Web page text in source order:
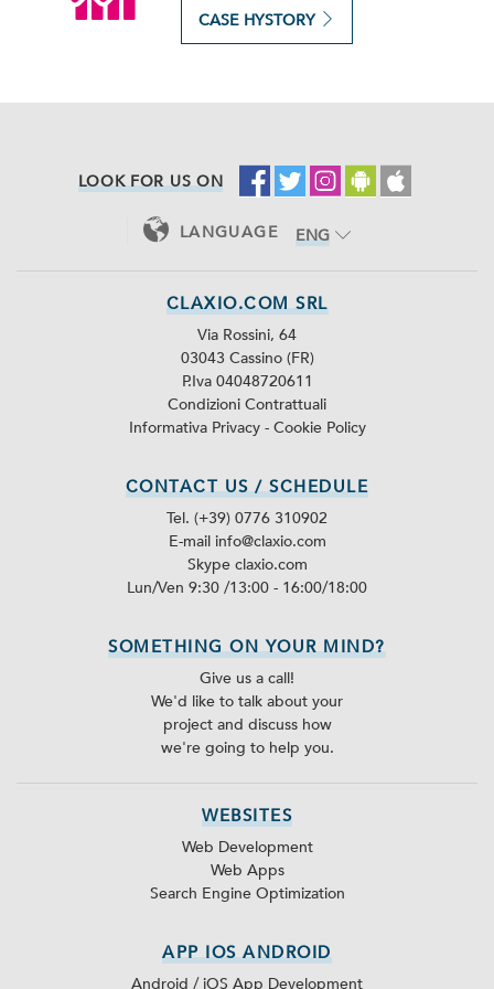
CASE HYSTORY
LOOK FOR US ON
LANGUAGE
ENG
CLAXIO.COM SRL
Via Rossini, 64
03043 Cassino (FR)
P.Iva 04048720611
Condizioni Contrattuali
Informativa Privacy - Cookie Policy
CONTACT US / SCHEDULE
Tel. (+39) 0776 310902
E-mail info@claxio.com
Skype claxio.com
Lun/Ven 9:30 /13:00 - 16:00/18:00
SOMETHING ON YOUR MIND?
Give us a call!
We'd like to talk about your
project and discuss how
we're going to help you.
WEBSITES
Web Development
Web Apps
Search Engine Optimization
APP IOS ANDROID
Android / iOS App Development